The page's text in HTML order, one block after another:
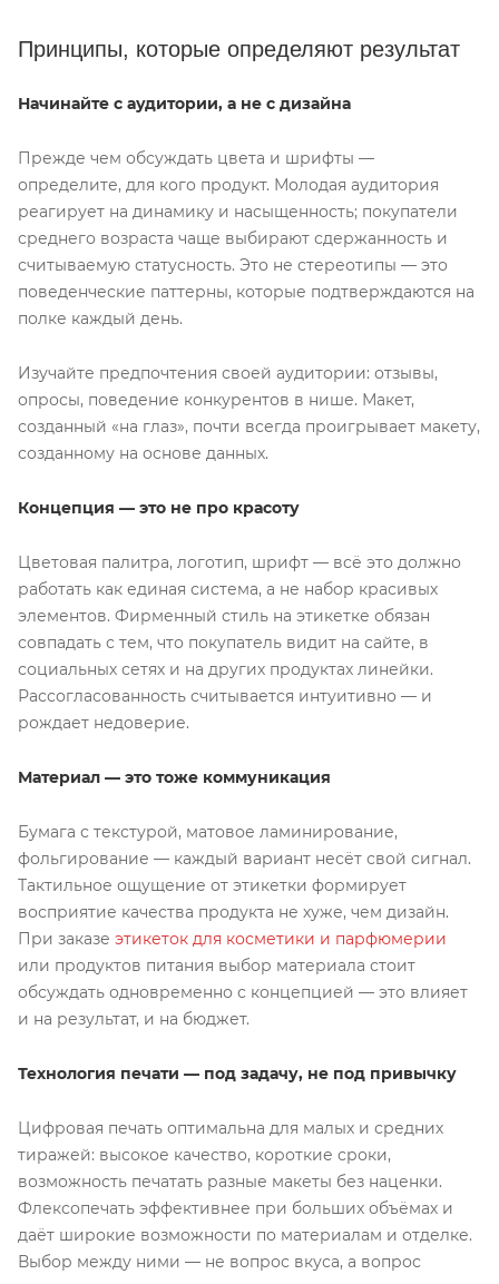
Принципы, которые определяют результат
Начинайте с аудитории, а не с дизайна
Прежде чем обсуждать цвета и шрифты —
определите, для кого продукт. Молодая аудитория
реагирует на динамику и насыщенность; покупатели
среднего возраста чаще выбирают сдержанность и
считываемую статусность. Это не стереотипы — это
поведенческие паттерны, которые подтверждаются на
полке каждый день.
Изучайте предпочтения своей аудитории: отзывы,
опросы, поведение конкурентов в нише. Макет,
созданный «на глаз», почти всегда проигрывает макету,
созданному на основе данных.
Концепция — это не про красоту
Цветовая палитра, логотип, шрифт — всё это должно
работать как единая система, а не набор красивых
элементов. Фирменный стиль на этикетке обязан
совпадать с тем, что покупатель видит на сайте, в
социальных сетях и на других продуктах линейки.
Рассогласованность считывается интуитивно — и
рождает недоверие.
Материал — это тоже коммуникация
Бумага с текстурой, матовое ламинирование,
фольгирование — каждый вариант несёт свой сигнал.
Тактильное ощущение от этикетки формирует
восприятие качества продукта не хуже, чем дизайн.
При заказе этикеток для косметики и парфюмерии
или продуктов питания выбор материала стоит
обсуждать одновременно с концепцией — это влияет
и на результат, и на бюджет.
Технология печати — под задачу, не под привычку
Цифровая печать оптимальна для малых и средних
тиражей: высокое качество, короткие сроки,
возможность печатать разные макеты без наценки.
Флексопечать эффективнее при больших объёмах и
даёт широкие возможности по материалам и отделке.
Выбор между ними — не вопрос вкуса, а вопрос